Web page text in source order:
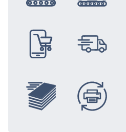
Anlagenbau Automotive
E-Commerce Distribution